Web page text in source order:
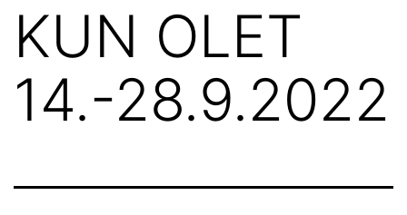
KUN OLET
14.-28.9.2022